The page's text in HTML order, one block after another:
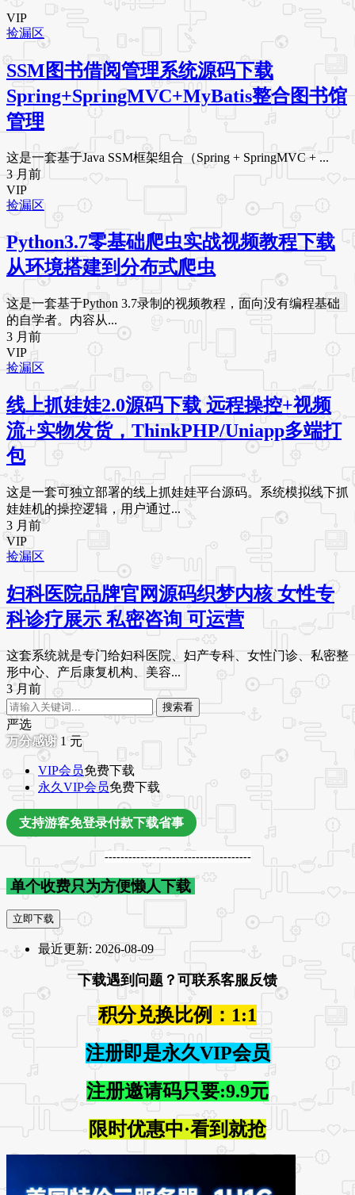
VIP
捡漏区
SSM图书借阅管理系统源码下载
Spring+SpringMVC+MyBatis整合图书馆
管理
这是一套基于Java SSM框架组合（Spring + SpringMVC + ...
3 月前
VIP
捡漏区
Python3.7零基础爬虫实战视频教程下载
从环境搭建到分布式爬虫
这是一套基于Python 3.7录制的视频教程，面向没有编程基础
的自学者。内容从...
3 月前
VIP
捡漏区
线上抓娃娃2.0源码下载 远程操控+视频
流+实物发货，ThinkPHP/Uniapp多端打
包
这是一套可独立部署的线上抓娃娃平台源码。系统模拟线下抓
娃娃机的操控逻辑，用户通过...
3 月前
VIP
捡漏区
妇科医院品牌官网源码织梦内核 女性专
科诊疗展示 私密咨询 可运营
这套系统就是专门给妇科医院、妇产专科、女性门诊、私密整
形中心、产后康复机构、美容...
3 月前
搜索看
严选
1 元
VIP会员免费下载
永久VIP会员免费下载
支持游客免登录付款下载省事
-------------------------------------
单个收费只为方便懒人下载
立即下载
最近更新: 2026-08-09
下载遇到问题？可联系客服反馈
积分兑换比例：1:1
注册即是永久VIP会员
注册邀请码只要:9.9元
限时优惠中·看到就抢